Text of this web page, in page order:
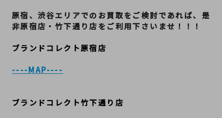
原宿、渋谷エリアでのお買取をご検討であれば、是
非原宿店・竹下通り店をご利用下さいませ！！！
ブランドコレクト原宿店
----MAP----
ブランドコレクト竹下通り店